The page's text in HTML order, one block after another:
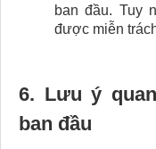
ban đầu. Tuy
được miễn
6. Lưu ý
ban đầu